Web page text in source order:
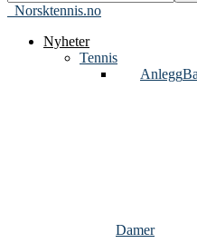
Norsktennis.no
Nyheter
Tennis
Anlegg
Damer